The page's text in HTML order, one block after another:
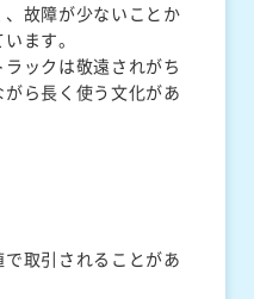
故障が少ないことか
ます。
ックは敬遠されがち
ら長く使う文化があ
取引されることがあ